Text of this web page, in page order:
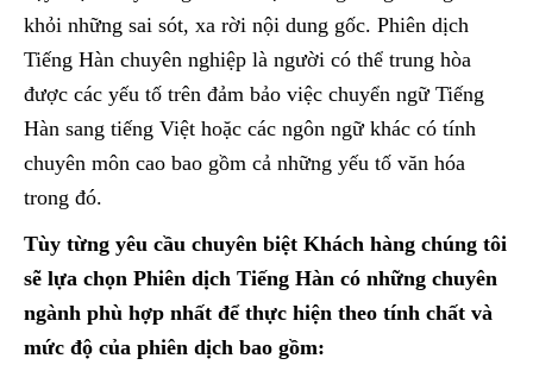
khỏi những sai sót, xa rời nội dung gốc. Phiên dịch
Tiếng Hàn chuyên nghiệp là người có thể trung hòa
được các yếu tố trên đảm bảo việc chuyển ngữ Tiếng
Hàn sang tiếng Việt hoặc các ngôn ngữ khác có tính
chuyên môn cao bao gồm cả những yếu tố văn hóa
trong đó.
Tùy từng yêu cầu chuyên biệt Khách hàng chúng tôi
sẽ lựa chọn Phiên dịch Tiếng Hàn có những chuyên
ngành phù hợp nhất để thực hiện theo tính chất và
mức độ của phiên dịch bao gồm: